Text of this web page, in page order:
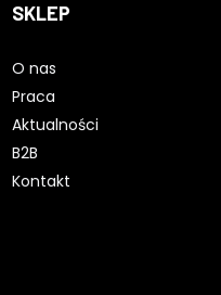
SKLEP
O nas
Praca
Aktualności
B2B
Kontakt